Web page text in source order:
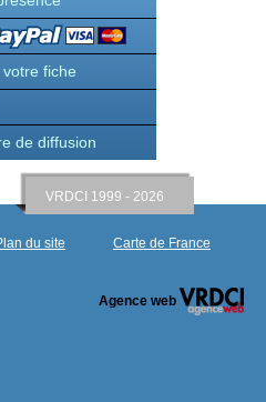
fiche
de diffusion
VRDCI 1999 - 2026
du site Carte de France
Agence web